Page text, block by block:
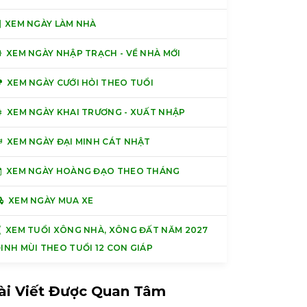
XEM NGÀY LÀM NHÀ
XEM NGÀY NHẬP TRẠCH - VỀ NHÀ MỚI
XEM NGÀY CƯỚI HỎI THEO TUỔI
XEM NGÀY KHAI TRƯƠNG - XUẤT NHẬP
XEM NGÀY ĐẠI MINH CÁT NHẬT
XEM NGÀY HOÀNG ĐẠO THEO THÁNG
XEM NGÀY MUA XE
XEM TUỔI XÔNG NHÀ, XÔNG ĐẤT NĂM 2027
MÙI THEO TUỔI 12 CON GIÁP
Viết Được Quan Tâm